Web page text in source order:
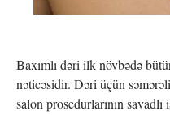
Baxımlı dəri ilk növbədə
nəticəsidir. Dəri üçün
salon prosedurlarının